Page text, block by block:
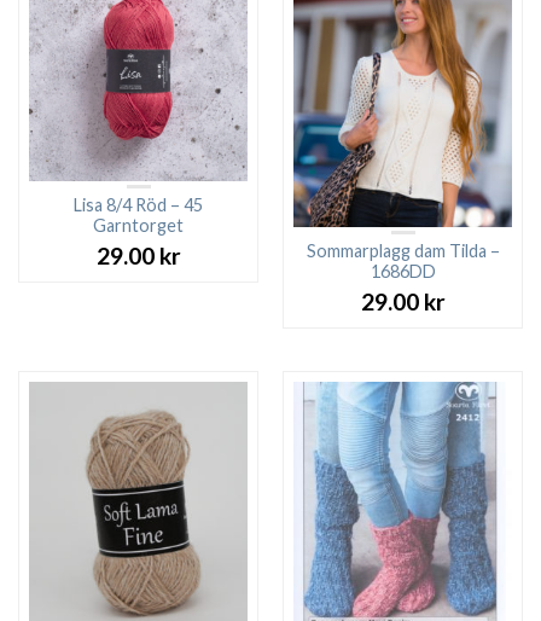
Lisa 8/4 Röd – 45
Garntorget
29.00 kr
Sommarplagg dam Tilda –
1686DD
29.00 kr